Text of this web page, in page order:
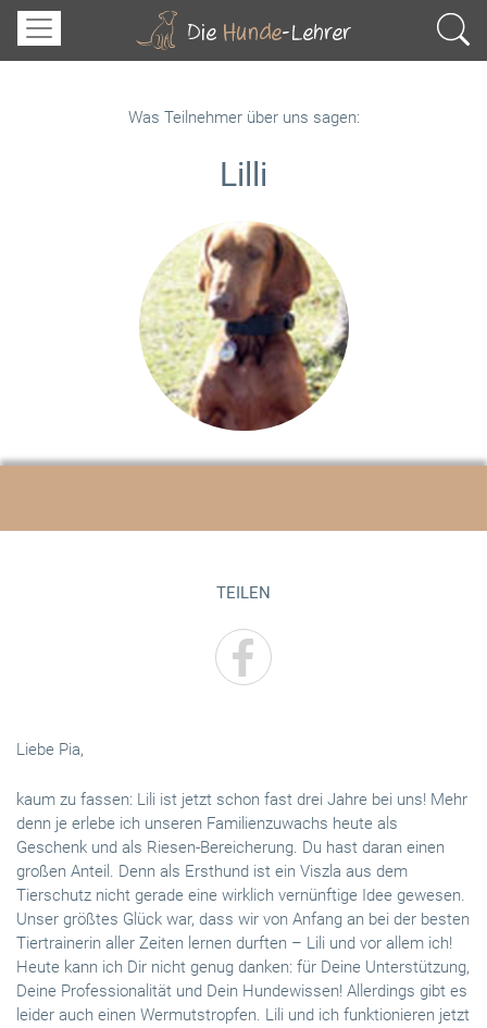
Was Teilnehmer über uns sagen:
Lilli
Liebe Pia,
kaum zu fassen: Lili ist jetzt schon fast drei Jahre bei uns! Mehr
denn je erlebe ich unseren Familienzuwachs heute als
Geschenk und als Riesen-Bereicherung. Du hast daran einen
großen Anteil. Denn als Ersthund ist ein Viszla aus dem
Tierschutz nicht gerade eine wirklich vernünftige Idee gewesen.
Unser größtes Glück war, dass wir von Anfang an bei der besten
Tiertrainerin aller Zeiten lernen durften – Lili und vor allem ich!
Heute kann ich Dir nicht genug danken: für Deine Unterstützung,
Deine Professionalität und Dein Hundewissen! Allerdings gibt es
leider auch einen Wermutstropfen. Lili und ich funktionieren jetzt
TEILEN